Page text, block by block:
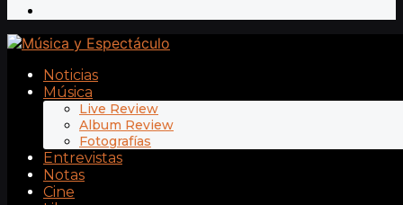
Noticias
Música
Live Review
Album Review
Fotografías
Entrevistas
Notas
Cine